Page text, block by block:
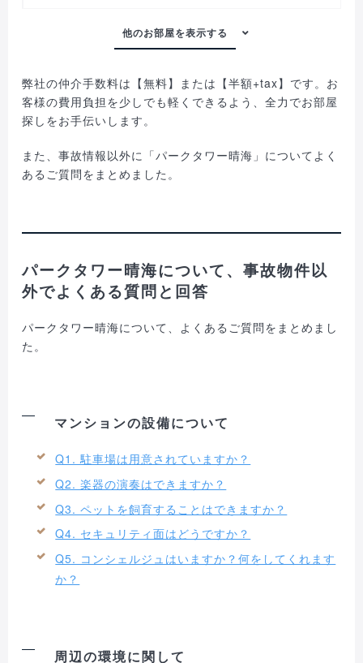
弊社の仲介手数料は【無料】または【半額+tax】です。お
客様の費用負担を少しでも軽くできるよう、全力でお部屋
探しをお手伝いします。
また、事故情報以外に「パークタワー晴海」についてよく
あるご質問をまとめました。
パークタワー晴海について、事故物件以
外でよくある質問と回答
パークタワー晴海について、よくあるご質問をまとめまし
た。
マンションの設備について
Q1. 駐車場は用意されていますか？
Q2. 楽器の演奏はできますか？
Q3. ペットを飼育することはできますか？
Q4. セキュリティ面はどうですか？
Q5. コンシェルジュはいますか？何をしてくれます
か？
周辺の環境に関して